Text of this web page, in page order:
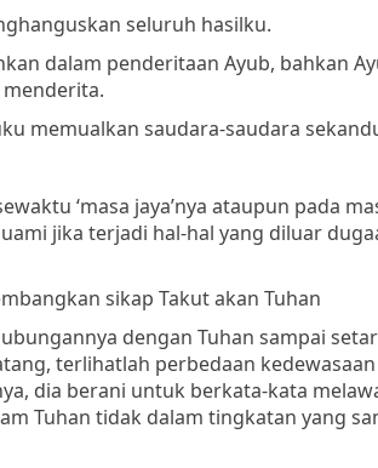
seluruh hasilku.
dalam penderitaan Ayub, bahkan
.
memualkan saudara-saudara
‘masa jaya’nya ataupun pada
jika terjadi hal-hal yang diluar
sikap Takut akan Tuhan
dengan Tuhan sampai
terlihatlah perbedaan
dia berani untuk berkata-kata
Tuhan tidak dalam tingkatan yang